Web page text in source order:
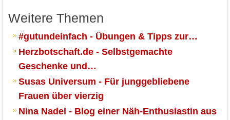
Weitere Themen
#gutundeinfach - Übungen & Tipps zur…
Herzbotschaft.de - Selbstgemachte
Geschenke und…
Susas Universum - Für junggebliebene
Frauen über vierzig
Nina Nadel - Blog einer Näh-Enthusiastin aus